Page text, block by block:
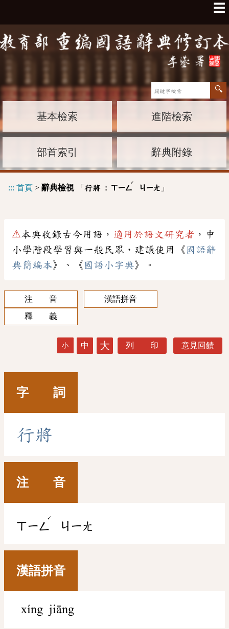
☰
基本檢索 進階檢索
部首索引 辭典附錄
::: 首頁 > 辭典檢視「 行將 : ㄒㄧㄥ
ˊ
ㄐㄧㄤ 」
⚠本典收錄古今用語， 適用於語文研究者 ，中
小學階段學習與一般民眾，建議使用《 國語辭
典簡編本》、《 國語小字典》。
注 音
漢語拼音
釋 義
小 中 大 列 印 意見回饋
字 詞
行將
注 音
ㄒㄧㄥ
ˊ
ㄐㄧㄤ
漢語拼音
xíng jiāng